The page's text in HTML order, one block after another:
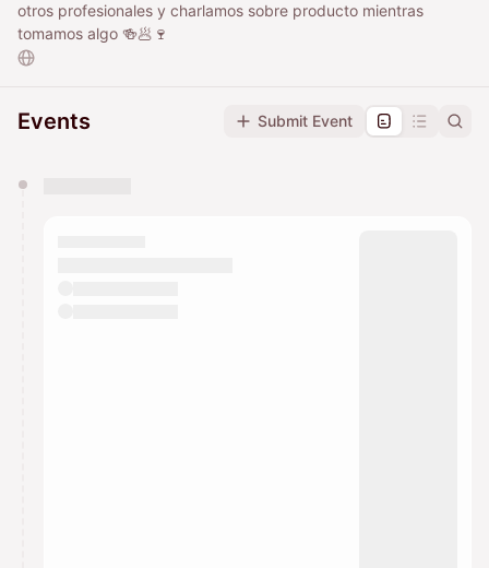
otros profesionales y charlamos sobre producto mientras
tomamos algo 🍻🥟🍷
Events Submit Event